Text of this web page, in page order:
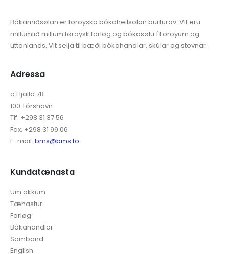
Bókamiðsølan er føroyska bókaheilsølan burturav. Vit eru
millumlið millum føroysk forløg og bókasølu í Føroyum og
Adressa
á Hjalla 7B
100 Tórshavn
Tlf. +298 31 37 56
Fax. +298 31 99 06
Kundatænasta
Um okkum
Tænastur
Forløg
Bókahandlar